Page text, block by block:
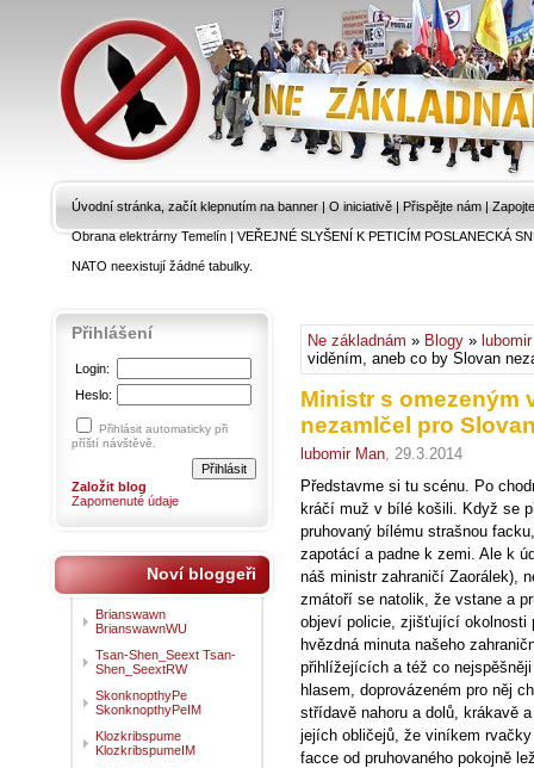
Úvodní stránka, začít klepnutím na banner | O iniciativě | Přispějte nám |
Obrana elektrárny Temelín|VEŘEJNÉ SLYŠENÍ K PETICÍM POSLANECKÁ
NATO neexistují žádné tabulky.
Ne základnám » Blogy »
viděním, aneb co by Slovan
Ministr s omezeným
nezamlčel pro
lubomir Man, 29.3.2014
Představme si tu scénu. Po
kráčí muž v bílé košili. Když se
pruhovaný bílému strašnou
zapotácí a padne k zemi. Ale k
náš ministr zahraničí Zaorálek),
zmátoří se natolik, že vstane a
objeví policie, zjišťující okolnosti
hvězdná minuta našeho
přihlížejících a též co
hlasem, doprovázeném pro něj
střídavě nahoru a dolů, krákavě
jejích obličejů, že viníkem
facce od pruhovaného pokojně
Přihlášení
Login:
Heslo:
Přihlásit automaticky při
příští návštěvě.
Založit blog
Zapomenuté údaje
Noví bloggeři
Brianswawn
BrianswawnWU
Tsan-Shen_Seext Tsan-
Shen_SeextRW
SkonknopthyPe
SkonknopthyPeIM
Klozkribspume
KlozkribspumeIM